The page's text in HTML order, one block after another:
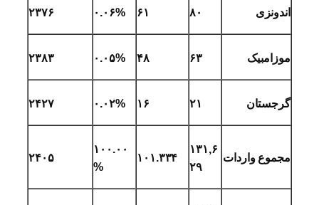
اندونزی ۸۰ ۶۱ ۰.۰۶% ۲۳۷۶
موزامبیک ۶۳ ۴۸ ۰.۰۵% ۲۳۸۳
گرجستان ۲۱ ۱۶ ۰.۰۲% ۲۴۲۷
مجموع واردات
۱۳۱,۶
۲۹
۱۰۱.۳۳۴
۱۰۰.۰۰
%
۲۴۰۵